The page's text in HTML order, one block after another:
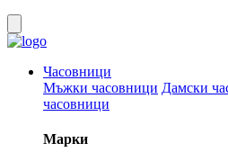
Часовници
Мъжки часовници Дамски
часовници
Марки